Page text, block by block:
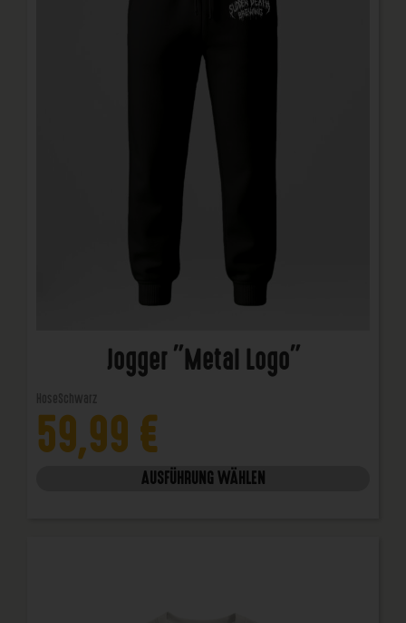
Jogger "Metal Logo"
59,99 €
AUSFÜHRUNG WÄHLEN